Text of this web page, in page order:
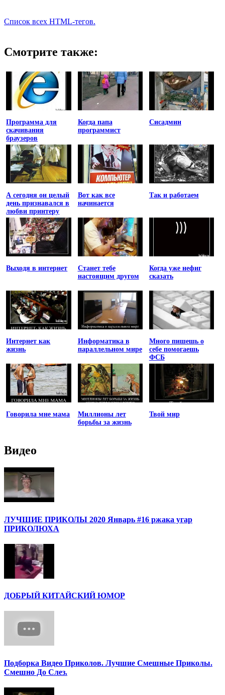
Список всех HTML-тегов.
Смотрите также:
Программа для
скачивания
браузеров
Когда папа
программист
Сисадмин
А сегодня он целый
день признавался в
любви принтеру
Вот как все
начинается
Так и работаем
Выходя в интернет
Станет тебе
настоящим другом
Когда уже нефиг
сказать
Интернет как
жизнь
Информатика в
параллельном мире
Много пишешь о
себе помогаешь
ФСБ
Говорила мне мама
Миллионы лет
борьбы за жизнь
Твой мир
Видео
ЛУЧШИЕ ПРИКОЛЫ 2020 Январь #16 ржака угар
ПРИКОЛЮХА
ДОБРЫЙ КИТАЙСКИЙ ЮМОР
Подборка Видео Приколов. Лучшие Смешные Приколы.
Смешно До Слез.